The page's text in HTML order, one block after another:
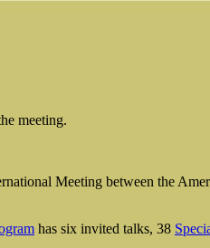
meeting.
Meeting between the
has six invited talks, 38